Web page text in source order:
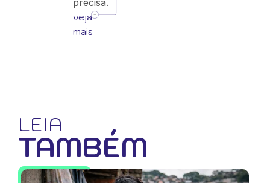
precisa.
veja
mais
LEIA
TAMBÉM